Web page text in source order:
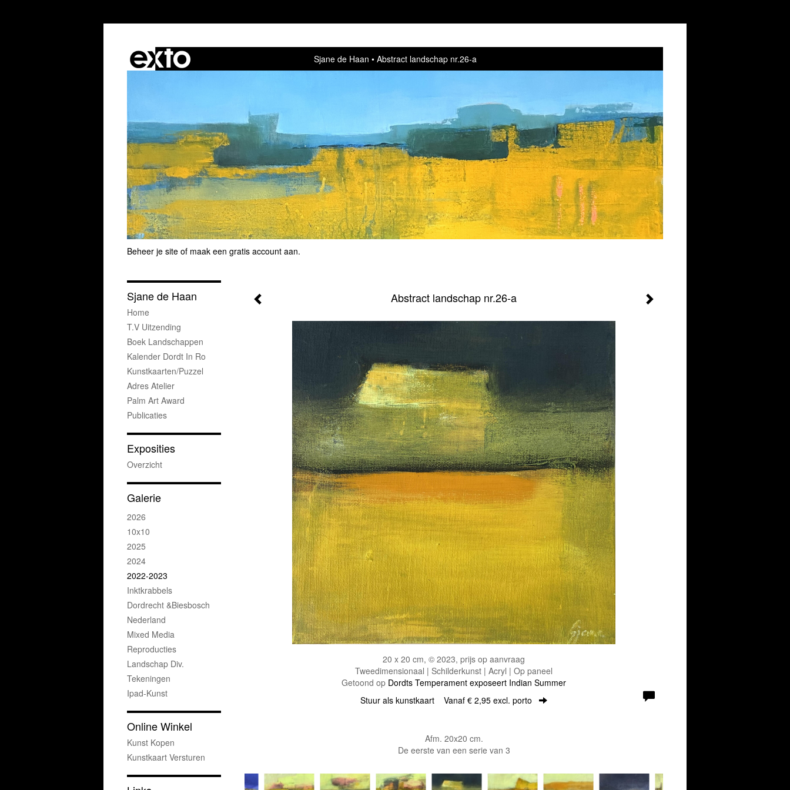
Sjane de Haan Abstract landschap nr.26-a
Beheer je site of maak een gratis account aan.
Abstract landschap nr.26-a
20 x 20 cm, © 2023, prijs op aanvraag
Tweedimensionaal | Schilderkunst | Acryl | Op paneel
Getoond op Dordts Temperament exposeert Indian Summer
Stuur als kunstkaart Vanaf € 2,95 excl. porto
Afm. 20x20 cm.
De eerste van een serie van 3
Sjane de Haan
Home
T.v Uitzending
Boek Landschappen
Kalender Dordt In Ro
Kunstkaarten/puzzel
Adres Atelier
Palm Art Award
Publicaties
Exposities
Overzicht
Galerie
2026
10x10
2025
2024
2022-2023
Inktkrabbels
Dordrecht &Biesbosch
Nederland
Mixed Media
Reproducties
Landschap Div.
Tekeningen
Ipad-Kunst
Online Winkel
Kunst Kopen
Kunstkaart Versturen